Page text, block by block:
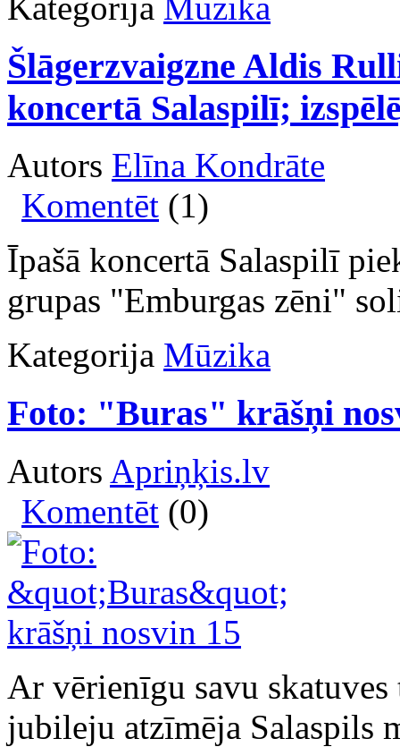
Šlāgerzvaigzne Aldis
koncertā Salaspilī;
Autors Elīna Kondrāte
Komentēt (1)
Īpašā koncertā Salaspilī
grupas "Emburgas zēni"
Kategorija Mūzika
Foto: "Buras" krāšņi
Autors Apriņķis.lv
Komentēt (0)
Ar vērienīgu savu
jubileju atzīmēja Salaspils